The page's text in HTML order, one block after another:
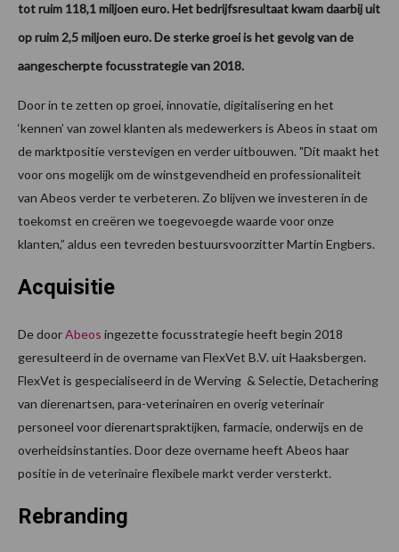
tot ruim 118,1 miljoen euro. Het bedrijfsresultaat kwam daarbij uit
op ruim 2,5 miljoen euro. De sterke groei is het gevolg van de
aangescherpte focusstrategie van 2018.
Door in te zetten op groei, innovatie, digitalisering en het
‘kennen’ van zowel klanten als medewerkers is Abeos in staat om
de marktpositie verstevigen en verder uitbouwen. "Dit maakt het
voor ons mogelijk om de winstgevendheid en professionaliteit
van Abeos verder te verbeteren. Zo blijven we investeren in de
toekomst en creëren we toegevoegde waarde voor onze
klanten,” aldus een tevreden bestuursvoorzitter Martin Engbers.
Acquisitie
De doorAbeos ingezette focusstrategie heeft begin 2018
geresulteerd in de overname van FlexVet B.V. uit Haaksbergen.
FlexVet is gespecialiseerd in de Werving & Selectie, Detachering
van dierenartsen, para-veterinairen en overig veterinair
personeel voor dierenartspraktijken, farmacie, onderwijs en de
overheidsinstanties. Door deze overname heeft Abeos haar
positie in de veterinaire flexibele markt verder versterkt.
Rebranding